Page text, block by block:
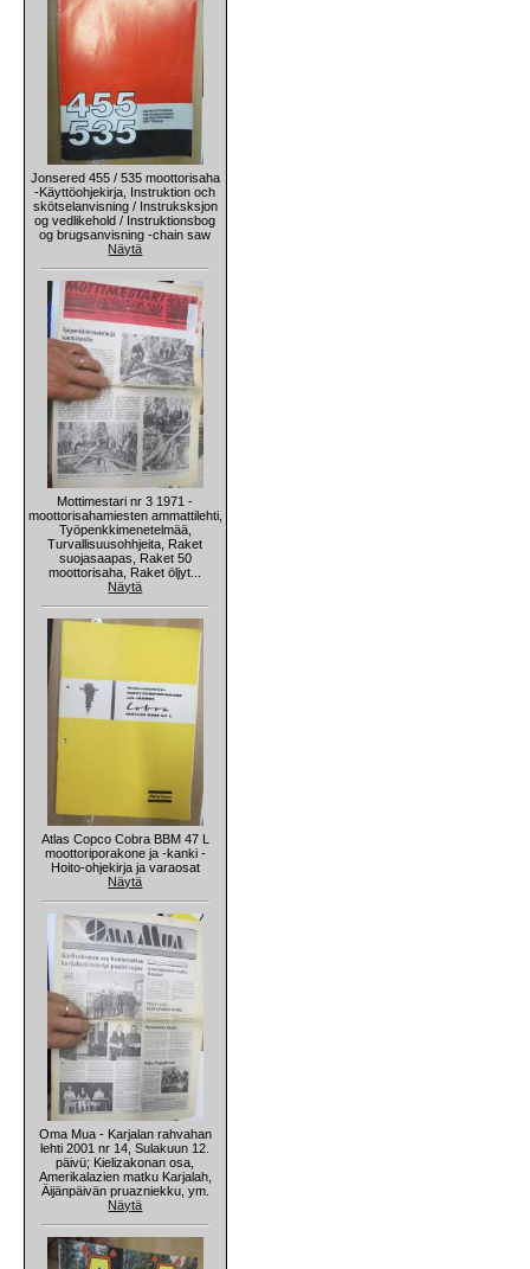
Jonsered 455 / 535 moottorisaha
-Käyttöohjekirja, Instruktion och
skötselanvisning / Instruksksjon
og vedlikehold / Instruktionsbog
og brugsanvisning -chain saw
Näytä
Mottimestari nr 3 1971 -
moottorisahamiesten ammattilehti,
Työpenkkimenetelmää,
Turvallisuusohhjeita, Raket
suojasaapas, Raket 50
moottorisaha, Raket öljyt...
Näytä
Atlas Copco Cobra BBM 47 L
moottoriporakone ja -kanki -
Hoito-ohjekirja ja varaosat
Näytä
Oma Mua - Karjalan rahvahan
lehti 2001 nr 14, Sulakuun 12.
päivü; Kielizakonan osa,
Amerikalazien matku Karjalah,
Äijänpäivän pruazniekku, ym.
Näytä